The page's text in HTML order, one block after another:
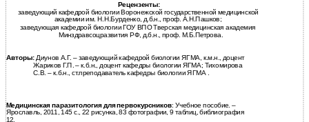
Рецензенты:
заведующий кафедрой биологии Воронежской государственной медицинской
академии им. Н.Н.Бурденко, д.б.н., проф. А.Н.Пашков;
заведующая кафедрой биологии ГОУ ВПО Тверская медицинская академия
Минздравсоцразвития РФ, д.б.н., проф. М.Б.Петрова.
Авторы:Диунов А.Г. – заведующий кафедрой биологии ЯГМА, к.м.н., доцент
Жариков Г.П. – к.б.н., доцент кафедры биологии ЯГМА; Тихомирова
С.В. – к.б.н., ст.преподаватель кафедры биологии ЯГМА .
Медицинская паразитология для первокурсников: Учебное пособие. –
Ярославль, 2011, 145 с., 22 рисунка, 83 фотографии, 9 таблиц, библиография
12.